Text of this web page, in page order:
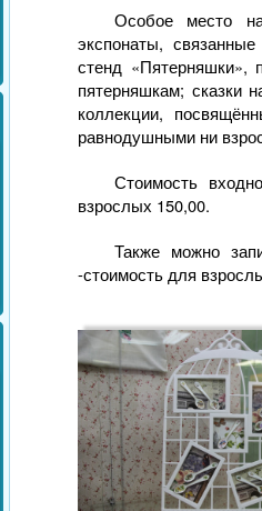
Особое место
экспонаты,
стенд
пятерняшкам; сказки
коллекции,
равнодушными ни
Стоимость
взрослых 150,00.
Также можно
-стоимость для